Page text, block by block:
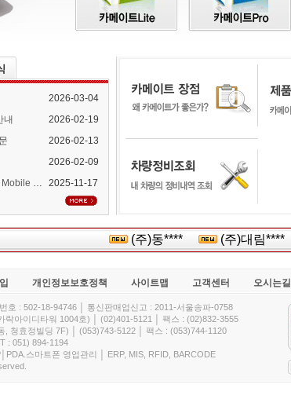
2026-03-04
내
2026-02-19
2026-02-13
2026-02-09
윈도우 11 25H 버전부터 Window Mobile Device Center 지원 중단 안내
2025-11-17
(주)동**** (주)대림****
개인정보보호정책 사이트맵 고객센터 오시는길
호 : 502-18-94746 │ 통신판매업신고 : 2011-서울송파-0758
락아이디타워 1004호) │ (02)401-5121 │ 팩스 : (02)832-3555
, 청효정빌딩 7F) │ (053)743-5122 │ 팩스 : (053)744-1120
: 051) 894-1194
스마트폰 영업관리 │ ERP, MIS, RFID, BARCODE